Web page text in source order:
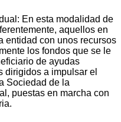
En esta modalidad de
aquellos en
entidad con unos recursos
los fondos que se le
de ayudas
dirigidos a impulsar el
Sociedad de la
puestas en marcha con